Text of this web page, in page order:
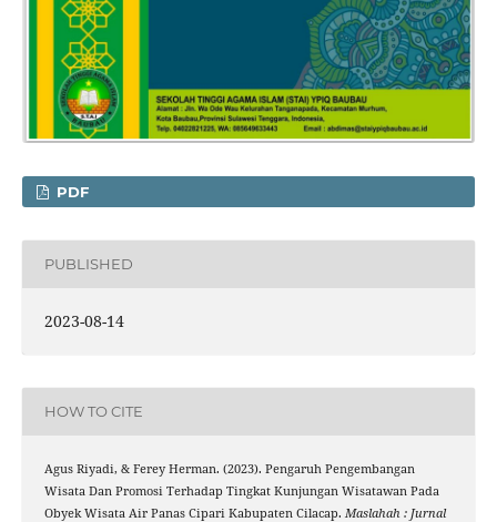
PDF
PUBLISHED
2023-08-14
HOW TO CITE
Agus Riyadi, & Ferey Herman. (2023). Pengaruh Pengembangan
Wisata Dan Promosi Terhadap Tingkat Kunjungan Wisatawan Pada
Obyek Wisata Air Panas Cipari Kabupaten Cilacap. Maslahah : Jurnal